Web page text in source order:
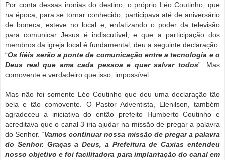
Por conta dessas ironias do destino, o próprio Léo Coutinho, que
na época, para se tornar conhecido, participava até de aniversário
de boneca, esteve no local e, enfatizando o poder da televisão
para comunicar Jesus é indiscutível, e que a participação dos
membros da igreja local é fundamental, deu a seguinte declaração:
“Os fiéis serão a ponte de comunicação entre a tecnologia e o
Deus real que ama cada pessoa e quer salvar todos”. Mas
comovente e verdadeiro que isso, impossível.
Mas não foi somente Léo Coutinho que deu uma declaração tão
bela e tão comovente. O Pastor Adventista, Elenilson, também
agradeceu a iniciativa do então prefeito Humberto Coutinho e
acreditava que o canal 3 iria ajudar na missão de pregar a palavra
do Senhor. “Vamos continuar nossa missão de pregar a palavra
do Senhor. Graças a Deus, a Prefeitura de Caxias entendeu
nosso objetivo e foi facilitadora para implantação do canal em